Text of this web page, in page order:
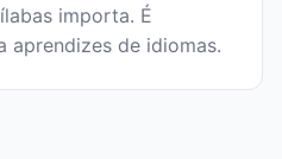
importa. É
aprendizes de idiomas.